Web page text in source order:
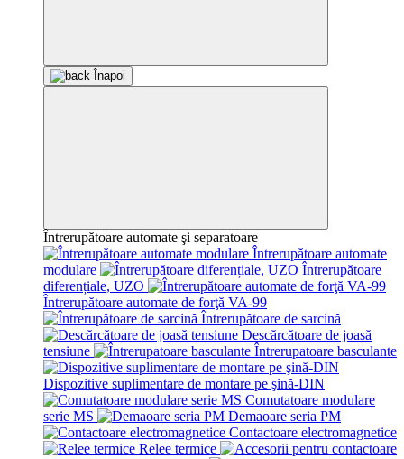
Înapoi
Întrerupătoare automate şi separatoare
Întrerupătoare automate
modulare
Întrerupătoare
diferențiale, UZO
Întrerupătoare automate de forţă VA-99
Întrerupătoare de sarcină
Descărcătoare de joasă
tensiune
Întrerupatoare basculante
Dispozitive suplimentare de montare pe şină-DIN
Comutatoare modulare
serie MS
Demaoare seria PM
Contactoare electromagnetice
Relee termice